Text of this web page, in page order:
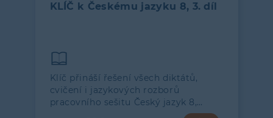
KLÍČ k Českému jazyku 8, 3. díl
Klíč přináší řešení všech diktátů,
cvičení i jazykových rozborů
pracovního sešitu Český jazyk 8,…